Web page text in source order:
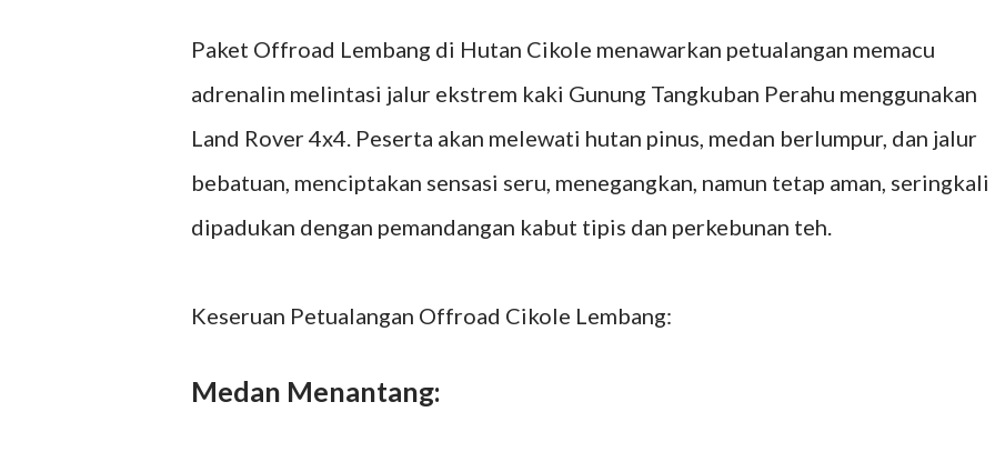
Paket Offroad Lembang di Hutan Cikole menawarkan petualangan memacu
adrenalin melintasi jalur ekstrem kaki Gunung Tangkuban Perahu menggunakan
Land Rover 4x4. Peserta akan melewati hutan pinus, medan berlumpur, dan jalur
bebatuan, menciptakan sensasi seru, menegangkan, namun tetap aman, seringkali
dipadukan dengan pemandangan kabut tipis dan perkebunan teh.
Keseruan Petualangan Offroad Cikole Lembang:
Medan Menantang: